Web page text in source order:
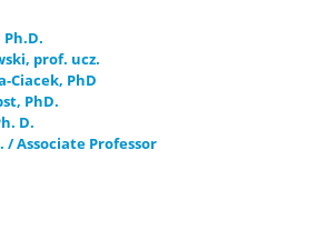
prof. ucz.
Ciacek, PhD
PhD.
D.
/ Associate Professor